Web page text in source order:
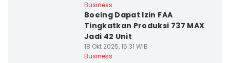
Business
Boeing Dapat Izin FAA
Tingkatkan Produksi 737 MAX
Jadi 42 Unit
18 Okt 2025, 15:31 WIB
Business